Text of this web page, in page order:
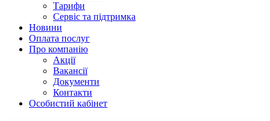
Тарифи
Сервіс та підтримка
Новини
Оплата послуг
Про компанію
Акції
Вакансії
Документи
Контакти
Особистий кабінет